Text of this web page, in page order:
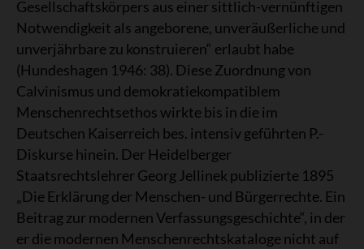
Gesellschaftskörpers aus einer sittlich-vernünftigen
Notwendigkeit als angeborene, unveräußerliche und
unverjährbare zu konstruieren“ erlaubt habe
(Hundeshagen 1946: 38). Diese Zuordnung von
Calvinismus und demokratiekompatiblem
Menschenrechtsethos wirkte bis in die im
Deutschen Kaiserreich bes. intensiv geführten P.-
Diskurse hinein. Der Heidelberger
Staatsrechtslehrer Georg Jellinek publizierte 1895
„Die Erklärung der Menschen- und Bürgerrechte. Ein
Beitrag zur modernen Verfassungsgeschichte“, in der
er die modernen Menschenrechtskataloge nicht auf